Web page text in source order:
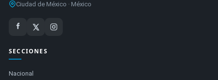
Ciudad de México · México
SECCIONES
Nacional